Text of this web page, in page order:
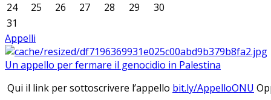
24
25 26 27 28 29
30
31
Appelli
Un appello per fermare il genocidio in Palestina
Qui il link per sottoscrivere l’appello bit.ly/AppelloONU